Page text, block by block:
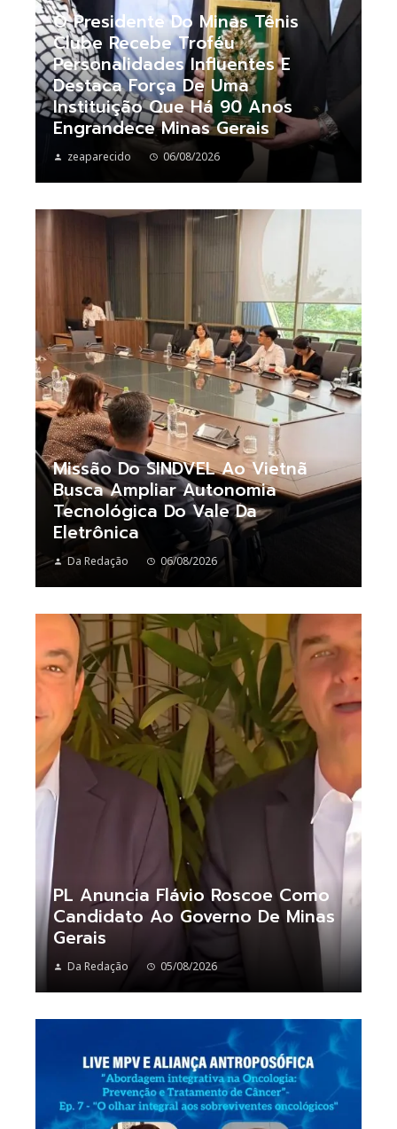
O Presidente Do Minas Tênis
Clube Recebe Troféu
Personalidades Influentes E
Destaca Força De Uma
Instituição Que Há 90 Anos
Engrandece Minas Gerais
zeaparecido 06/08/2026
Missão Do SINDVEL Ao Vietnã
Busca Ampliar Autonomia
Tecnológica Do Vale Da
Eletrônica
Da Redação 06/08/2026
PL Anuncia Flávio Roscoe Como
Candidato Ao Governo De Minas
Gerais
Da Redação 05/08/2026